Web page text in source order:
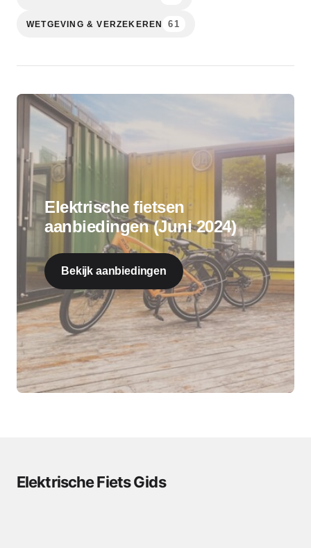
WETGEVING & VERZEKEREN 61
Elektrische fietsen
aanbiedingen (Juni 2024)
Bekijk aanbiedingen
Elektrische Fiets Gids